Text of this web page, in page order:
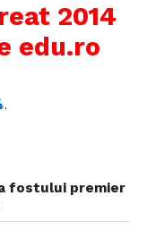
2014
edu.ro
.
fostului premier